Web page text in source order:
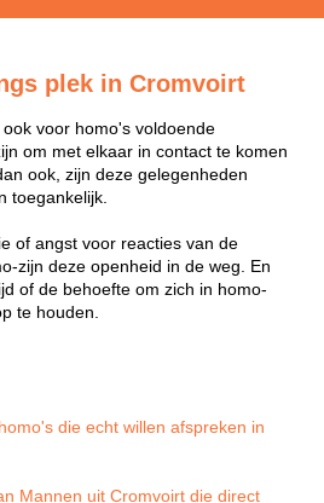
plek in Cromvoirt
voor homo's voldoende
om met elkaar in contact te komen
ook, zijn deze gelegenheden
toegankelijk.
of angst voor reacties van de
zijn deze openheid in de weg. En
of de behoefte om zich in homo-
te houden.
die echt willen afspreken in
Mannen uit Cromvoirt die direct